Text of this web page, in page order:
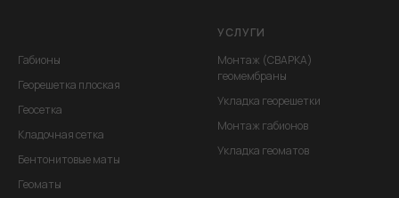
Габионы
Георешетка плоская
Геосетка
Кладочная сетка
Бентонитовые маты
Геоматы
УСЛУГИ
Монтаж (СВАРКА)
геомембраны
Укладка георешетки
Монтаж габионов
Укладка геоматов